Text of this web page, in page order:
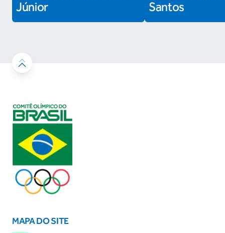
Júnior
Santos
MAPA DO SITE